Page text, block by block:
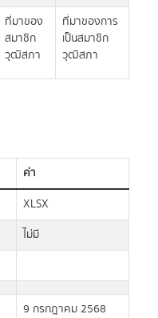
ที่มาของ
สมาชิก
วุฒิสภา
ที่มาของการ
เป็นสมาชิก
วุฒิสภา
ค่า
XLSX
ไม่มี
9 กรกฎาคม 2568